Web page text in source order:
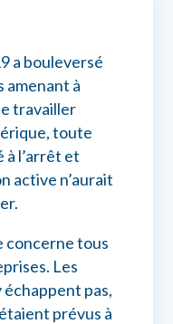
a bouleversé
amenant à
travailler
toute
l’arrêt et
active n’aurait
concerne tous
Les
échappent pas,
prévus à